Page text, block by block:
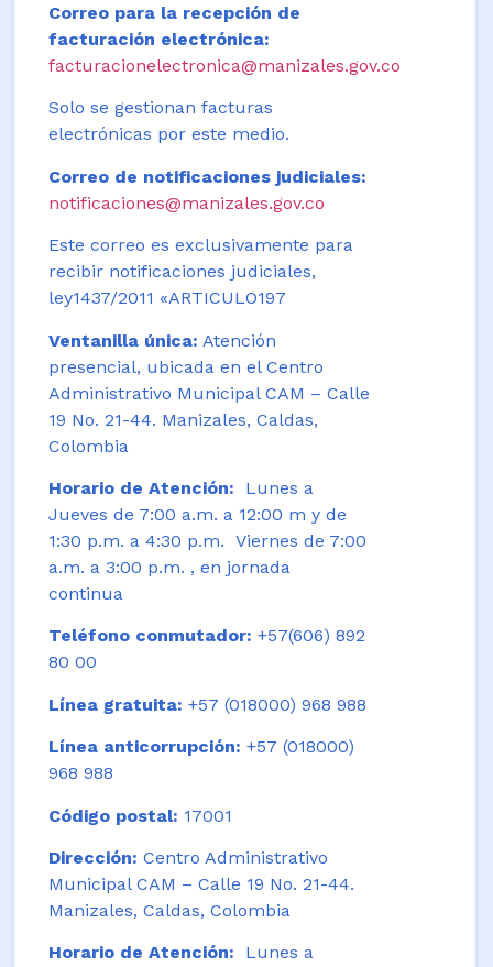
Correo para la recepción de
facturación electrónica:
facturacionelectronica@manizales.gov.co
Solo se gestionan facturas
electrónicas por este medio.
Correo de notificaciones judiciales:
notificaciones@manizales.gov.co
Este correo es exclusivamente para
recibir notificaciones judiciales,
ley1437/2011 «ARTICULO197
Ventanilla única: Atención
presencial, ubicada en el Centro
Administrativo Municipal CAM – Calle
19 No. 21-44. Manizales, Caldas,
Colombia
Horario de Atención:
Lunes a
Jueves de 7:00 a.m. a 12:00 m y de
1:30 p.m. a 4:30 p.m. Viernes de 7:00
a.m. a 3:00 p.m. , en jornada
continua
Teléfono conmutador: +57(606) 892
80 00
Línea gratuita: +57 (018000) 968 988
Línea anticorrupción: +57 (018000)
968 988
Código postal: 17001
Dirección: Centro Administrativo
Municipal CAM – Calle 19 No. 21-44.
Manizales, Caldas, Colombia
Horario de Atención: Lunes a